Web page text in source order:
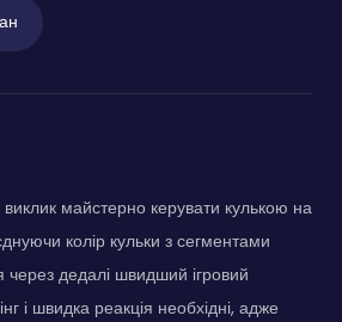
майстерно керувати кулькою на
колір кульки з сегментами
через дедалі швидший ігровий
і швидка реакція необхідні, адже